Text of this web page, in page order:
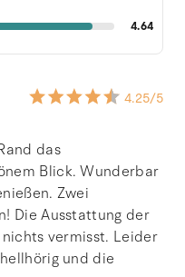
4.64
4.25/5
das
Blick. Wunderbar
Zwei
Die Ausstattung der
vermisst. Leider
und die